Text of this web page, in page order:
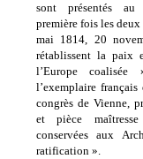
sont présentés
première fois les
mai 1814, 20
rétablissent la paix
l’Europe
l’exemplaire
congrès de Vienne,
et pièce
conservées aux
ratification ».